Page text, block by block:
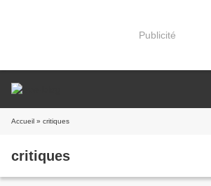
Publicité
Accueil » critiques
critiques